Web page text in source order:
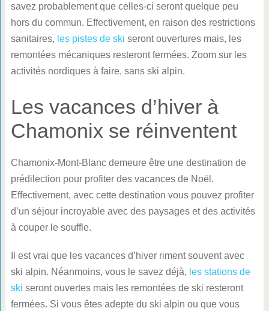
savez probablement que celles-ci seront quelque peu
hors du commun. Effectivement, en raison des restrictions
sanitaires, les pistes de ski seront ouvertures mais, les
remontées mécaniques resteront fermées. Zoom sur les
activités nordiques à faire, sans ski alpin.
Les vacances d’hiver à
Chamonix se réinventent
Chamonix-Mont-Blanc demeure être une destination de
prédilection pour profiter des vacances de Noël.
Effectivement, avec cette destination vous pouvez profiter
d’un séjour incroyable avec des paysages et des activités
à couper le souffle.
Il est vrai que les vacances d’hiver riment souvent avec
ski alpin. Néanmoins, vous le savez déjà, les stations de
ski seront ouvertes mais les remontées de ski resteront
fermées. Si vous êtes adepte du ski alpin ou que vous